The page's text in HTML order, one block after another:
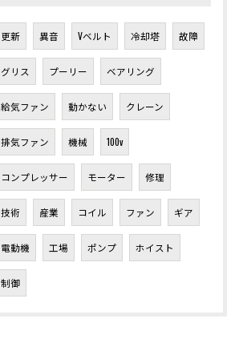
更新 異音 Vベルト 冷却塔 故障
グリス プーリー ベアリング
給気ファン 動かない クレーン
排気ファン 機械 100v
コンプレッサー モーター 修理
技術 産業 コイル ファン ギア
電動機 工場 ポンプ ホイスト
制御